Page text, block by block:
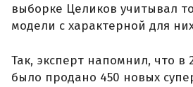
выборке Целиков учитывал
модели с характерной для
Так, эксперт напомнил, что в
было продано 450 новых